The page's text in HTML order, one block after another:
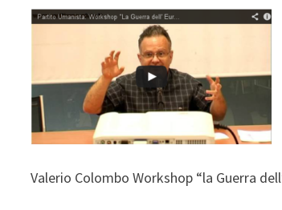
Valerio Colombo Workshop “la Guerra